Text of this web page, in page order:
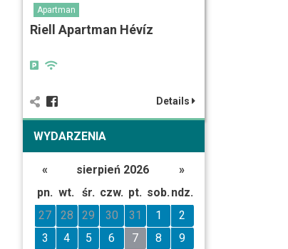
Apartman
Riell Apartman Hévíz
Details
WYDARZENIA
« sierpień 2026
»
pn. wt. śr. czw. pt. sob. ndz.
27
28 29 30 31 1
2
3
4 5 6 7 8
9